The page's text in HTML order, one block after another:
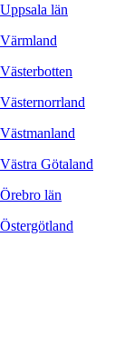
Uppsala län
Värmland
Västerbotten
Västernorrland
Västmanland
Västra Götaland
Örebro län
Östergötland